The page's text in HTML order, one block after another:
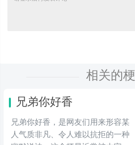
相关的梗
兄弟你好香
兄弟你好香，是网友们用来形容某
人气质非凡、令人难以抗拒的一种